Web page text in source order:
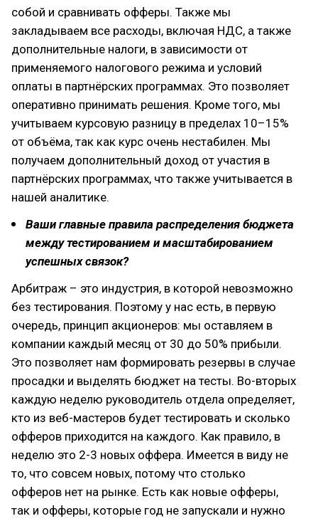
собой и сравнивать офферы. Также мы
закладываем все расходы, включая НДС, а также
дополнительные налоги, в зависимости от
применяемого налогового режима и условий
оплаты в партнёрских программах. Это позволяет
оперативно принимать решения. Кроме того, мы
учитываем курсовую разницу в пределах 10–15%
от объёма, так как курс очень нестабилен. Мы
получаем дополнительный доход от участия в
партнёрских программах, что также учитывается в
нашей аналитике.
Ваши главные правила распределения бюджета
между тестированием и масштабированием
успешных связок?
Арбитраж – это индустрия, в которой невозможно
без тестирования. Поэтому у нас есть, в первую
очередь, принцип акционеров: мы оставляем в
компании каждый месяц от 30 до 50% прибыли.
Это позволяет нам формировать резервы в случае
просадки и выделять бюджет на тесты. Во-вторых
каждую неделю руководитель отдела определяет,
кто из веб-мастеров будет тестировать и сколько
офферов приходится на каждого. Как правило, в
неделю это 2-3 новых оффера. Имеется в виду не
то, что совсем новых, потому что столько
офферов нет на рынке. Есть как новые офферы,
так и офферы, которые год не запускали и нужно